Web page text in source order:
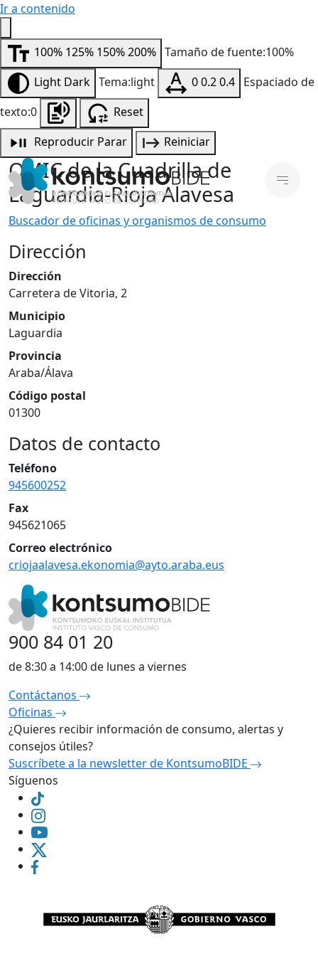
Ir a contenido
100% 125% 150%200% Tamaño de fuente:100%
Light Dark Tema:light 00.20.4 Espaciado de
texto:0
Reset
Reproducir Parar Reiniciar
OMIC de la Cuadrilla de
Laguardia-Rioja Alavesa
Buscador de oficinas y organismos de consumo
Dirección
Dirección
Carretera de Vitoria, 2
Municipio
Laguardia
Provincia
Araba/Álava
Código postal
01300
Datos de contacto
Teléfono
945600252
Fax
945621065
Correo electrónico
criojaalavesa.ekonomia@ayto.araba.eus
900 84 01 20
de 8:30 a 14:00 de lunes a viernes
Contáctanos
Oficinas
¿Quieres recibir información de consumo, alertas y
consejos útiles?
Suscríbete a la newsletter de KontsumoBIDE
Síguenos